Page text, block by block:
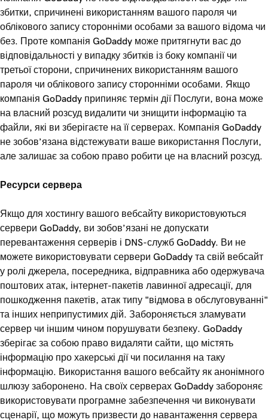
збитки, спричинені використанням вашого пароля чи
облікового запису сторонніми особами за вашого відома чи
без. Проте компанія GoDaddy може притягнути вас до
відповідальності у випадку збитків із боку компанії чи
третьої сторони, спричинених використанням вашого
пароля чи облікового запису сторонніми особами. Якщо
компанія GoDaddy припиняє термін дії Послуги, вона може
на власний розсуд видалити чи знищити інформацію та
файли, які ви зберігаєте на її серверах. Компанія GoDaddy
не зобов’язана відстежувати ваше використання Послуги,
але залишає за собою право робити це на власний розсуд.
Ресурси сервера
Якщо для хостингу вашого вебсайту використовуються
сервери GoDaddy, ви зобов’язані не допускати
перевантаження серверів і DNS-служб GoDaddy. Ви не
можете використовувати сервери GoDaddy та свій вебсайт
у ролі джерела, посередника, відправника або одержувача
поштових атак, інтернет-пакетів лавинної адресації, для
пошкодження пакетів, атак типу "відмова в обслуговуванні"
та інших неприпустимих дій. Забороняється зламувати
сервер чи іншим чином порушувати безпеку. GoDaddy
зберігає за собою право видаляти сайти, що містять
інформацію про хакерські дії чи посилання на таку
інформацію. Використання вашого вебсайту як анонімного
шлюзу заборонено. На своїх серверах GoDaddy забороняє
використовувати програмне забезпечення чи виконувати
сценарії, що можуть призвести до навантаження сервера